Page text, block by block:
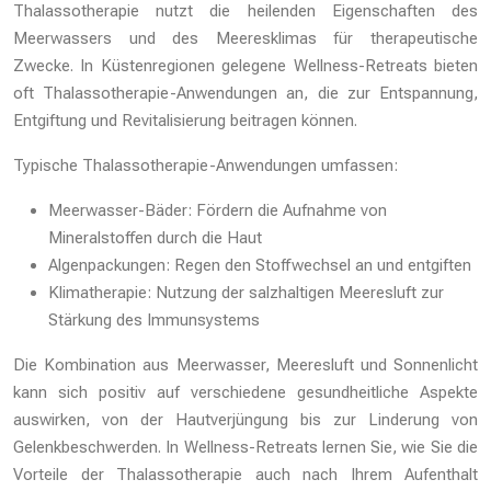
Thalassotherapie nutzt die heilenden Eigenschaften des
Meerwassers und des Meeresklimas für therapeutische
Zwecke. In Küstenregionen gelegene Wellness-Retreats bieten
oft Thalassotherapie-Anwendungen an, die zur Entspannung,
Entgiftung und Revitalisierung beitragen können.
Typische Thalassotherapie-Anwendungen umfassen:
Meerwasser-Bäder: Fördern die Aufnahme von
Mineralstoffen durch die Haut
Algenpackungen: Regen den Stoffwechsel an und entgiften
Klimatherapie: Nutzung der salzhaltigen Meeresluft zur
Stärkung des Immunsystems
Die Kombination aus Meerwasser, Meeresluft und Sonnenlicht
kann sich positiv auf verschiedene gesundheitliche Aspekte
auswirken, von der Hautverjüngung bis zur Linderung von
Gelenkbeschwerden. In Wellness-Retreats lernen Sie, wie Sie die
Vorteile der Thalassotherapie auch nach Ihrem Aufenthalt